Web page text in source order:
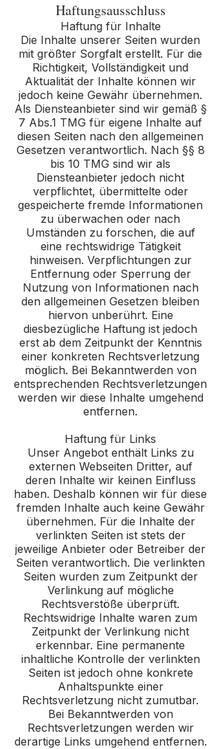
Haftungsausschluss
Haftung für Inhalte
Die Inhalte unserer Seiten wurden
mit größter Sorgfalt erstellt. Für die
Richtigkeit, Vollständigkeit und
Aktualität der Inhalte können wir
jedoch keine Gewähr übernehmen.
Als Diensteanbieter sind wir gemäß §
7 Abs.1 TMG für eigene Inhalte auf
diesen Seiten nach den allgemeinen
Gesetzen verantwortlich. Nach §§ 8
bis 10 TMG sind wir als
Diensteanbieter jedoch nicht
verpflichtet, übermittelte oder
gespeicherte fremde Informationen
zu überwachen oder nach
Umständen zu forschen, die auf
eine rechtswidrige Tätigkeit
hinweisen. Verpflichtungen zur
Entfernung oder Sperrung der
Nutzung von Informationen nach
den allgemeinen Gesetzen bleiben
hiervon unberührt. Eine
diesbezügliche Haftung ist jedoch
erst ab dem Zeitpunkt der Kenntnis
einer konkreten Rechtsverletzung
möglich. Bei Bekanntwerden von
entsprechenden Rechtsverletzungen
werden wir diese Inhalte umgehend
entfernen.
Haftung für Links
Unser Angebot enthält Links zu
externen Webseiten Dritter, auf
deren Inhalte wir keinen Einfluss
haben. Deshalb können wir für diese
fremden Inhalte auch keine Gewähr
übernehmen. Für die Inhalte der
verlinkten Seiten ist stets der
jeweilige Anbieter oder Betreiber der
Seiten verantwortlich. Die verlinkten
Seiten wurden zum Zeitpunkt der
Verlinkung auf mögliche
Rechtsverstöße überprüft.
Rechtswidrige Inhalte waren zum
Zeitpunkt der Verlinkung nicht
erkennbar. Eine permanente
inhaltliche Kontrolle der verlinkten
Seiten ist jedoch ohne konkrete
Anhaltspunkte einer
Rechtsverletzung nicht zumutbar.
Bei Bekanntwerden von
Rechtsverletzungen werden wir
derartige Links umgehend entfernen.